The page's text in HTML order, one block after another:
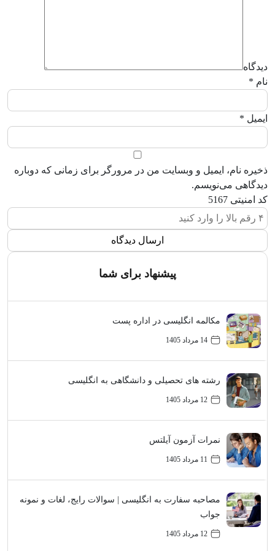
دیدگاه
نام *
ایمیل *
ذخیره نام، ایمیل و وبسایت من در مرورگر برای زمانی که دوباره
دیدگاهی می‌نویسم.
کد امنیتی 5167
پیشنهاد برای شما
مکالمه انگلیسی در اداره پست
14 مرداد 1405
رشته های تحصیلی و دانشگاهی به انگلیسی
12 مرداد 1405
نمرات آزمون آیلتس
11 مرداد 1405
مصاحبه سفارت به انگلیسی | سوالات رایج، لغات و نمونه
جواب
12 مرداد 1405